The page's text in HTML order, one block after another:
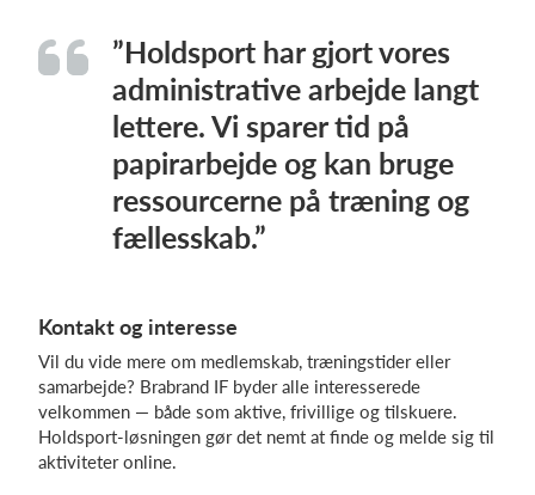
”Holdsport har gjort vores
administrative arbejde langt
lettere. Vi sparer tid på
papirarbejde og kan bruge
ressourcerne på træning og
fællesskab.”
Kontakt og interesse
Vil du vide mere om medlemskab, træningstider eller
samarbejde? Brabrand IF byder alle interesserede
velkommen — både som aktive, frivillige og tilskuere.
Holdsport-løsningen gør det nemt at finde og melde sig til
aktiviteter online.